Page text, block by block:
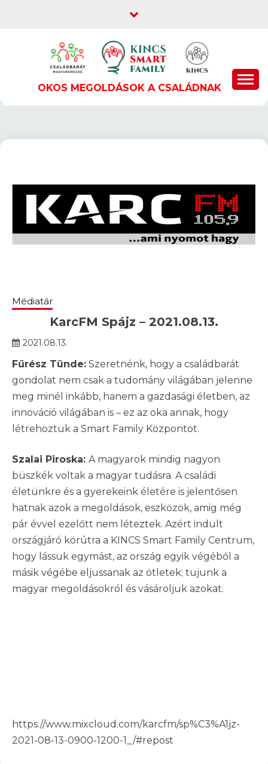
OKOS MEGOLDÁSOK A CSALÁDNAK
Médiatár
KarcFM Spájz – 2021.08.13.
2021.08.13.
Fűrész Tünde: Szeretnénk, hogy a családbarát
gondolat nem csak a tudomány világában jelenne
meg minél inkább, hanem a gazdasági életben, az
innováció világában is – ez az oka annak, hogy
létrehoztuk a Smart Family Központot.
Szalai Piroska: A magyarok mindig nagyon
büszkék voltak a magyar tudásra. A családi
életünkre és a gyerekeink életére is jelentősen
hatnak azok a megoldások, eszközök, amig még
pár évvel ezelőtt nem léteztek. Azért indult
országjáró körútra a KINCS Smart Family Centrum,
hogy lássuk egymást, az ország egyik végéből a
másik végébe eljussanak az ötletek; tujunk a
magyar megoldásokról és vásároljuk azokat.
https://www.mixcloud.com/karcfm/sp%C3%A1jz-
2021-08-13-0900-1200-1_/#repost